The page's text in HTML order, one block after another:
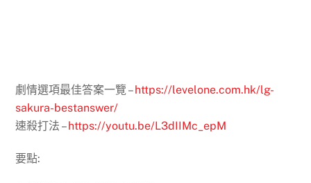
劇情選項最佳答案一覽 –https://levelone.com.hk/lg-
sakura-bestanswer/
速殺打法 –https://youtu.be/L3dIIMc_epM
要點: